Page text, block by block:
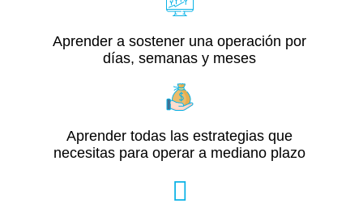
Aprender a sostener una operación por
días, semanas y meses
Aprender todas las estrategias que
necesitas para operar a mediano plazo